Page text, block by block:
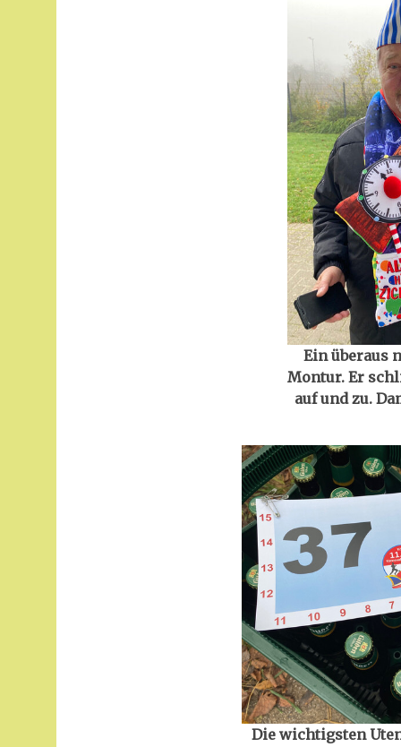
Ein überaus
Montur. Er
auf und zu.
Die wichtigsten